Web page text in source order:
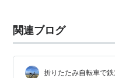
関連ブログ
折りたたみ自転車で鉄